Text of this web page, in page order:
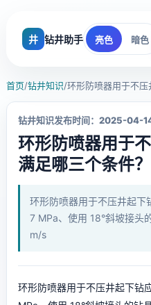
井 钻井助手 亮色 暗色
首页/钻井知识/环形防喷器用于不压
钻井知识发布时间：2025-04-
环形防喷器用于
满足哪三个条件？
环形防喷器用于不压井起下
7 MPa、使用 18°斜坡接头
m/s
环形防喷器用于不压井起下钻